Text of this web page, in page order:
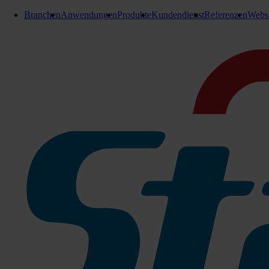
BranchenAnwendungenProdukteKundendienstReferenzen
Bürsten / Treibteller
Walzenbürsten 540 mm
Walzenbürste 540mm PA6-0,5mm schwarz